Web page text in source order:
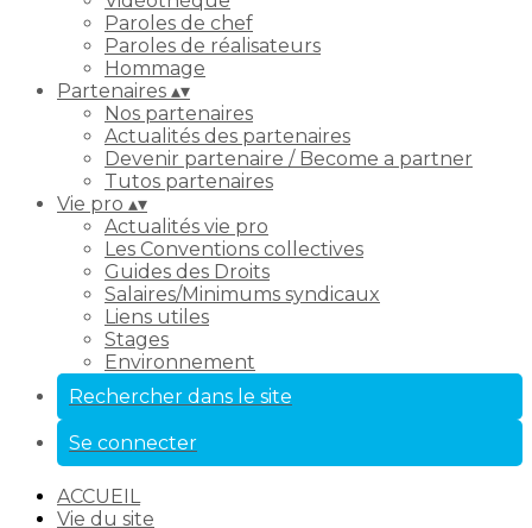
Paroles de chef
Paroles de réalisateurs
Hommage
Partenaires ▴▾
Nos partenaires
Actualités des partenaires
Devenir partenaire / Become a partner
Tutos partenaires
Vie pro ▴▾
Actualités vie pro
Les Conventions collectives
Guides des Droits
Salaires/Minimums syndicaux
Liens utiles
Stages
Environnement
Rechercher dans le site
Se connecter
ACCUEIL
Vie du site